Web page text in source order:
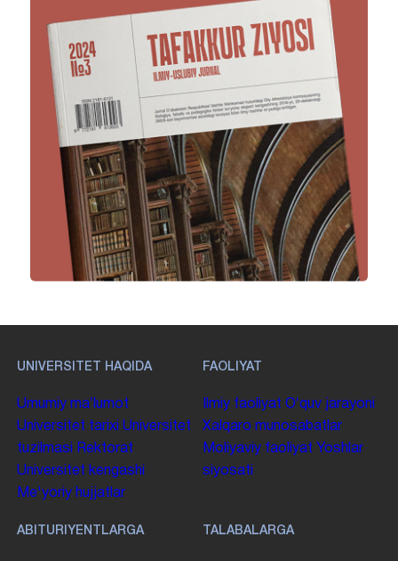
UNIVERSITET HAQIDA
Umumiy maʼlumot
Universitet tarixi Universitet
tuzilmasi
Rektorat
Universitet kengashi
Me'yoriy hujjatlar
FAOLIYAT
Ilmiy faoliyat Oʻquv jarayoni
Xalqaro munosabatlar
Moliyaviy faoliyat Yoshlar
siyosati
ABITURIYENTLARGA TALABALARGA